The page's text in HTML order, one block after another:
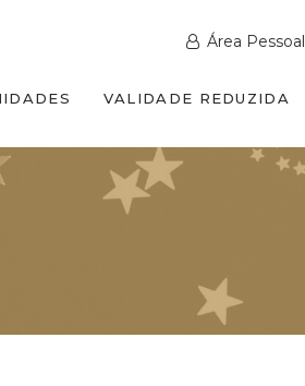
Área Pessoal
VALIDADE REDUZIDA